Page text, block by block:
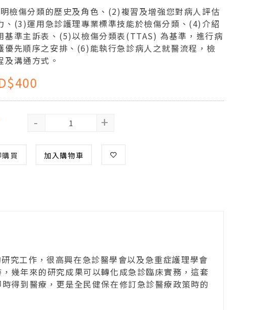
檢傷分類的歷史及角色、(2)複習及增強您對病人評估
、(3)運用急診護理專業標準技能於檢傷分類、(4)介紹
基準主訴表、(5)以檢傷分類表(TTAS) 為基準，進行病
優先順序之安排、(6)能執行急診病人之就醫流程，檢
及溝通方式。
- +
買 加入購物車
工作，很高興在急診醫學會以及急重症護理學會
幾年來的研究成果可以轉化成急診臨床實務，這套
得到醫療，更是全民健保在修訂急診醫療政策時的